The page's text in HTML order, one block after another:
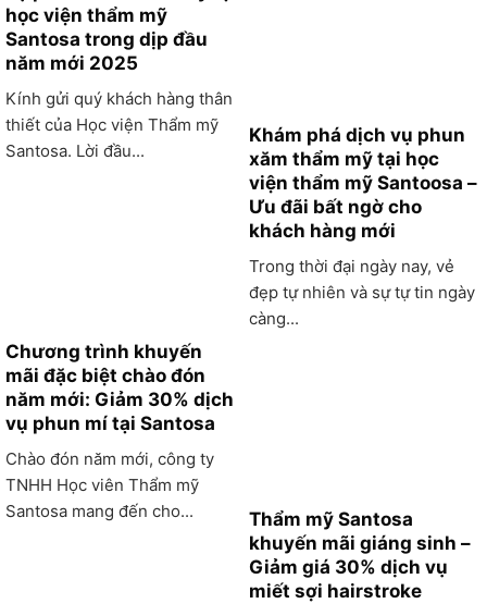
học viện thẩm mỹ
Santosa trong dịp đầu
năm mới 2025
Kính gửi quý khách hàng thân
thiết của Học viện Thẩm mỹ
Santosa. Lời đầu...
Khám phá dịch vụ phun
xăm thẩm mỹ tại học
viện thẩm mỹ Santoosa –
Ưu đãi bất ngờ cho
khách hàng mới
Trong thời đại ngày nay, vẻ
đẹp tự nhiên và sự tự tin ngày
càng...
Chương trình khuyến
mãi đặc biệt chào đón
năm mới: Giảm 30% dịch
vụ phun mí tại Santosa
Chào đón năm mới, công ty
TNHH Học viên Thẩm mỹ
Santosa mang đến cho...
Thẩm mỹ Santosa
khuyến mãi giáng sinh –
Giảm giá 30% dịch vụ
miết sợi hairstroke